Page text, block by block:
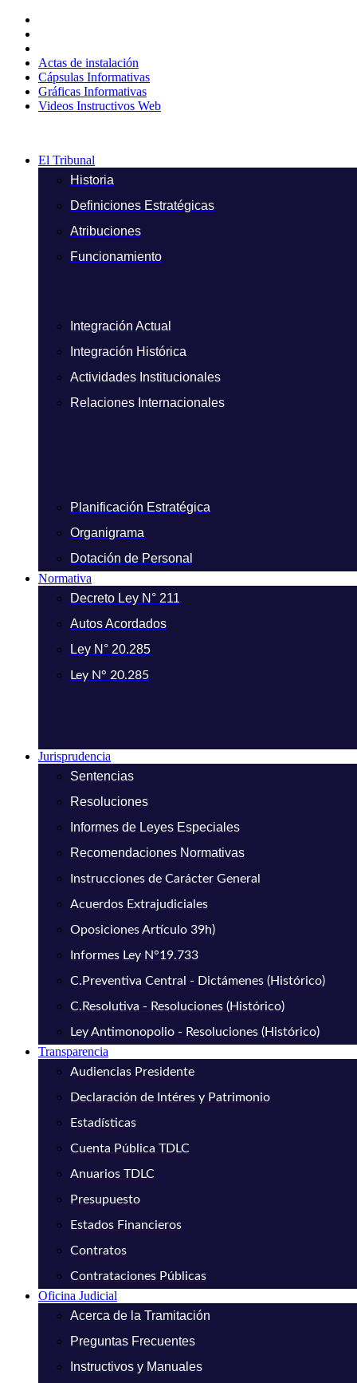
contenido
Actas de instalación
Cápsulas Informativas
Gráficas Informativas
Videos Instructivos Web
El Tribunal
Historia
Definiciones Estratégicas
Atribuciones
Funcionamiento
Integración Actual
Integración Histórica
Actividades Institucionales
Relaciones Internacionales
Planificación Estratégica
Organigrama
Dotación de Personal
Normativa
Decreto Ley N° 211
Autos Acordados
Ley N° 20.285
Ley N° 20.285
Jurisprudencia
Sentencias
Resoluciones
Informes de Leyes Especiales
Recomendaciones Normativas
Instrucciones de Carácter General
Acuerdos Extrajudiciales
Oposiciones Artículo 39h)
Informes Ley N°19.733
C.Preventiva Central - Dictámenes (Histórico)
C.Resolutiva - Resoluciones (Histórico)
Ley Antimonopolio - Resoluciones (Histórico)
Transparencia
Audiencias Presidente
Declaración de Intéres y Patrimonio
Estadísticas
Cuenta Pública TDLC
Anuarios TDLC
Presupuesto
Estados Financieros
Contratos
Contrataciones Públicas
Oficina Judicial
Acerca de la Tramitación
Preguntas Frecuentes
Instructivos y Manuales